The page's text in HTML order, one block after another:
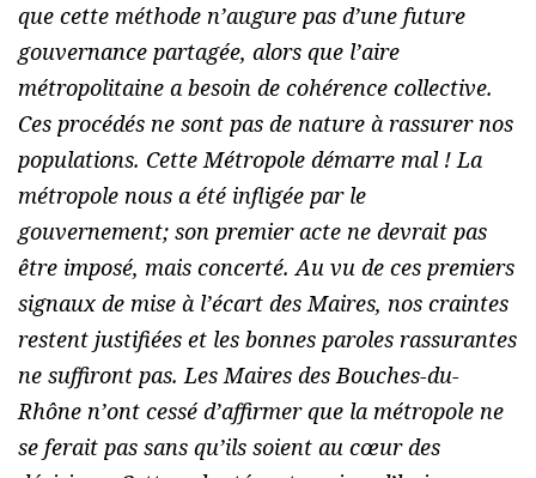
que cette méthode n’augure pas d’une future
gouvernance partagée, alors que l’aire
métropolitaine a besoin de cohérence collective.
Ces procédés ne sont pas de nature à rassurer nos
populations. Cette Métropole démarre mal ! La
métropole nous a été infligée par le
gouvernement; son premier acte ne devrait pas
être imposé, mais concerté. Au vu de ces premiers
signaux de mise à l’écart des Maires, nos craintes
restent justifiées et les bonnes paroles rassurantes
ne suffiront pas. Les Maires des Bouches-du-
Rhône n’ont cessé d’affirmer que la métropole ne
se ferait pas sans qu’ils soient au cœur des